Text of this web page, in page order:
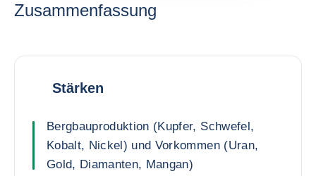
Zusammenfassung
Stärken
Bergbauproduktion (Kupfer, Schwefel,
Kobalt, Nickel) und Vorkommen (Uran,
Gold, Diamanten, Mangan)